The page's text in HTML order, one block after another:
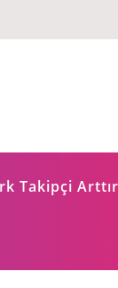
Takipçi